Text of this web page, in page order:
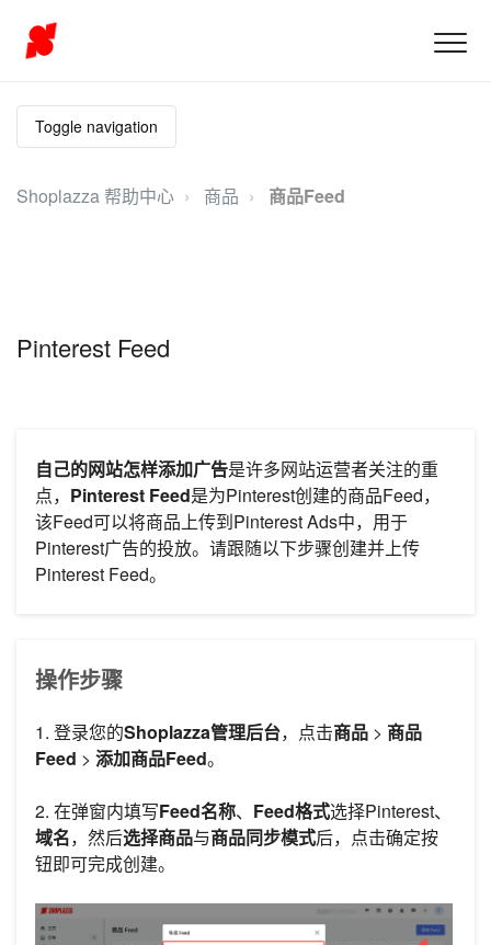
Toggle navigation
Shoplazza 帮助中心 商品 商品Feed
Pinterest Feed
自己的网站怎样添加广告是许多网站运营者关注的重
点， Pinterest Feed是为Pinterest创建的商品Feed，
该Feed可以将商品上传到Pinterest Ads中，用于
Pinterest广告的投放。请跟随以下步骤创建并上传
Pinterest Feed。
操作步骤
1. 登录您的Shoplazza管理后台，点击商品 > 商品
Feed > 添加商品Feed。
2. 在弹窗内填写Feed名称、 Feed格式选择Pinterest、
域名，然后选择商品与商品同步模式后，点击确定按
钮即可完成创建。